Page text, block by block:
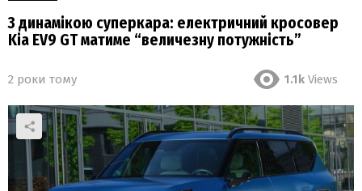
З динамікою суперкара: електричний кросовер
Kia EV9 GT матиме “величезну потужність”
2 роки тому 1.1k Views